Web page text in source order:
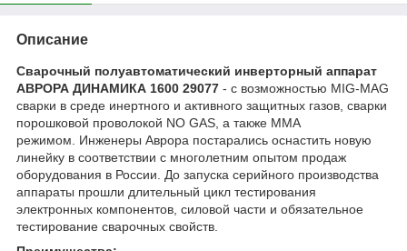
Описание
Сварочный полуавтоматический инверторный аппарат
АВРОРА ДИНАМИКА 1600 29077 - с возможностью MIG-MAG
сварки в среде инертного и активного защитных газов, сварки
порошковой проволокой NO GAS, а также ММА
режимом. Инженеры Аврора постарались оснастить новую
линейку в соответствии с многолетним опытом продаж
оборудования в России. До запуска серийного производства
аппараты прошли длительный цикл тестирования
электронных компонентов, силовой части и обязательное
тестирование сварочных свойств.